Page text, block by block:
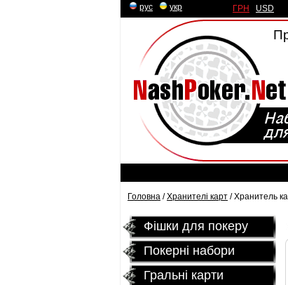
рус укр ГРН USD
Головна /Хранителі карт / Хранитель
Фішки для покеру
Покерні набори
Гральні карти